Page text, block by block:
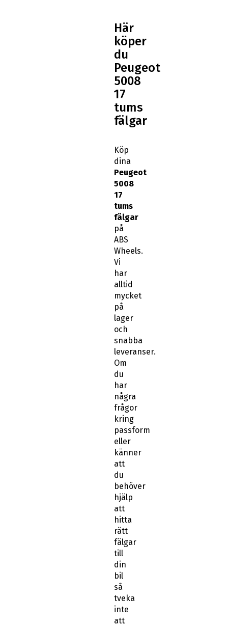
Här
köper
du
Peugeot
5008
17
tums
fälgar
Köp
dina
Peugeot
5008
17
tums
fälgar
på
ABS
Wheels.
Vi
har
alltid
mycket
på
lager
och
snabba
leveranser.
Om
du
har
några
frågor
kring
passform
eller
känner
att
du
behöver
hjälp
att
hitta
rätt
fälgar
till
din
bil
så
tveka
inte
att